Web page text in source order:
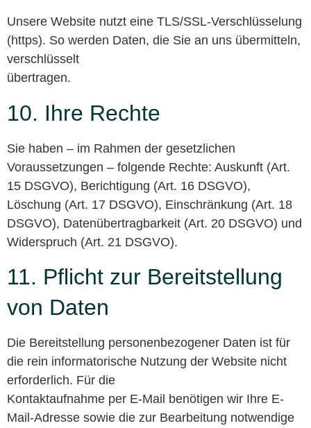
Unsere Website nutzt eine TLS/SSL-Verschlüsselung
(https). So werden Daten, die Sie an uns übermitteln,
verschlüsselt
übertragen.
10. Ihre Rechte
Sie haben – im Rahmen der gesetzlichen
Voraussetzungen – folgende Rechte: Auskunft (Art.
15 DSGVO), Berichtigung (Art. 16 DSGVO),
Löschung (Art. 17 DSGVO), Einschränkung (Art. 18
DSGVO), Datenübertragbarkeit (Art. 20 DSGVO) und
Widerspruch (Art. 21 DSGVO).
11. Pflicht zur Bereitstellung
von Daten
Die Bereitstellung personenbezogener Daten ist für
die rein informatorische Nutzung der Website nicht
erforderlich. Für die
Kontaktaufnahme per E-Mail benötigen wir Ihre E-
Mail-Adresse sowie die zur Bearbeitung notwendige